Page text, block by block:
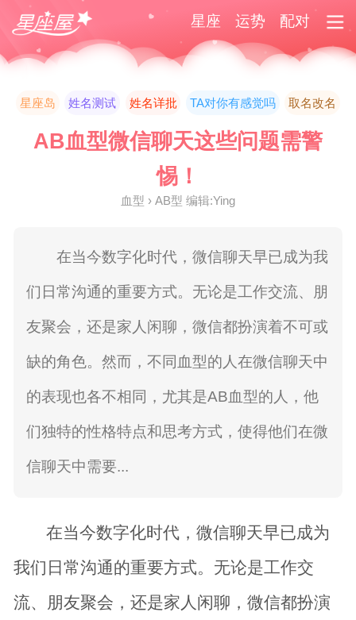
星座 运势 配对
星座岛 姓名测试 姓名详批 TA对你有感觉吗 取名改名
AB血型微信聊天这些问题需警
惕！
血型 › AB型 编辑:Ying
在当今数字化时代，微信聊天早已成为我
们日常沟通的重要方式。无论是工作交流、朋
友聚会，还是家人闲聊，微信都扮演着不可或
缺的角色。然而，不同血型的人在微信聊天中
的表现也各不相同，尤其是AB血型的人，他
们独特的性格特点和思考方式，使得他们在微
信聊天中需要...
在当今数字化时代，微信聊天早已成为
我们日常沟通的重要方式。无论是工作交
流、朋友聚会，还是家人闲聊，微信都扮演